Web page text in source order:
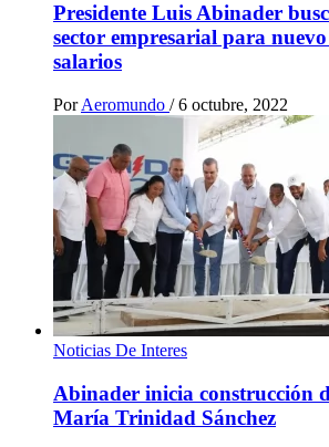
Presidente Luis Abinader
sector empresarial para
salarios
Por Aeromundo / 6 octubre, 2022
Noticias De Interes
Abinader inicia construcción
María Trinidad Sánchez